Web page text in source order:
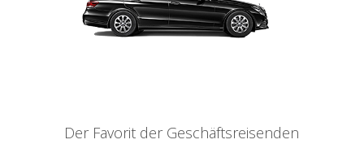
Der Favorit der Geschäftsreisenden